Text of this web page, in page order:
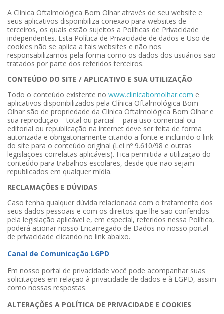
A Clínica Oftalmológica Bom Olhar através de seu website e
seus aplicativos disponibiliza conexão para websites de
terceiros, os quais estão sujeitos a Políticas de Privacidade
independentes. Esta Política de Privacidade de dados e Uso de
cookies não se aplica a tais websites e não nos
responsabilizamos pela forma como os dados dos usuários são
tratados por parte dos referidos terceiros.
CONTEÚDO DO SITE / APLICATIVO E SUA UTILIZAÇÃO
Todo o conteúdo existente no www.clinicabomolhar.com e
aplicativos disponibilizados pela Clínica Oftalmológica Bom
Olhar são de propriedade da Clínica Oftalmológica Bom Olhar e
sua reprodução – total ou parcial – para uso comercial ou
editorial ou republicação na internet deve ser feita de forma
autorizada e obrigatoriamente citando a fonte e incluindo o link
do site para o conteúdo original (Lei nº 9.610/98 e outras
legislações correlatas aplicáveis). Fica permitida a utilização do
conteúdo para trabalhos escolares, desde que não sejam
republicados em qualquer mídia.
RECLAMAÇÕES E DÚVIDAS
Caso tenha qualquer dúvida relacionada com o tratamento dos
seus dados pessoais e com os direitos que lhe são conferidos
pela legislação aplicável e, em especial, referidos nessa Política,
poderá acionar nosso Encarregado de Dados no nosso portal
de privacidade clicando no link abaixo.
Canal de Comunicação LGPD
Em nosso portal de privacidade você pode acompanhar suas
solicitações em relação à privacidade de dados e à LGPD, assim
como nossas respostas.
ALTERAÇÕES A POLÍTICA DE PRIVACIDADE E COOKIES